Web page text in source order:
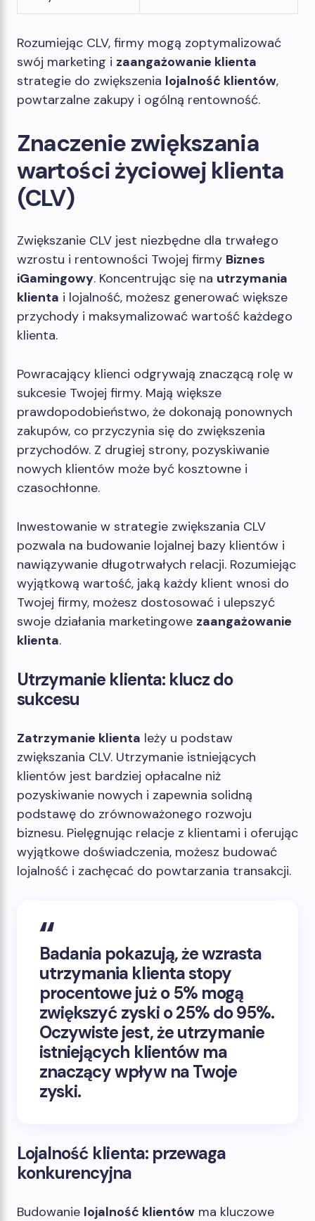
Rozumiejąc CLV, firmy mogą zoptymalizować
swój marketing i zaangażowanie klienta
strategie do zwiększenia lojalność klientów,
powtarzalne zakupy i ogólną rentowność.
Znaczenie zwiększania
wartości życiowej klienta
(CLV)
Zwiększanie CLV jest niezbędne dla trwałego
wzrostu i rentowności Twojej firmy Biznes
iGamingowy. Koncentrując się na utrzymania
klienta i lojalność, możesz generować większe
przychody i maksymalizować wartość każdego
klienta.
Powracający klienci odgrywają znaczącą rolę w
sukcesie Twojej firmy. Mają większe
prawdopodobieństwo, że dokonają ponownych
zakupów, co przyczynia się do zwiększenia
przychodów. Z drugiej strony, pozyskiwanie
nowych klientów może być kosztowne i
czasochłonne.
Inwestowanie w strategie zwiększania CLV
pozwala na budowanie lojalnej bazy klientów i
nawiązywanie długotrwałych relacji. Rozumiejąc
wyjątkową wartość, jaką każdy klient wnosi do
Twojej firmy, możesz dostosować i ulepszyć
swoje działania marketingowe zaangażowanie
klienta.
Utrzymanie klienta: klucz do
sukcesu
Zatrzymanie klienta leży u podstaw
zwiększania CLV. Utrzymanie istniejących
klientów jest bardziej opłacalne niż
pozyskiwanie nowych i zapewnia solidną
podstawę do zrównoważonego rozwoju
biznesu. Pielęgnując relacje z klientami i oferując
wyjątkowe doświadczenia, możesz budować
lojalność i zachęcać do powtarzania transakcji.
Badania pokazują, że wzrasta
utrzymania klientastopy
procentowe już o 5% mogą
zwiększyć zyski o 25% do 95%.
Oczywiste jest, że utrzymanie
istniejących klientów ma
znaczący wpływ na Twoje
zyski.
Lojalność klienta: przewaga
konkurencyjna
Budowanie lojalność klientów ma kluczowe